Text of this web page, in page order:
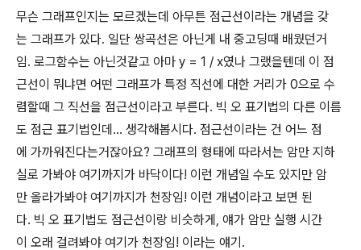
무슨 그래프인지는 모르겠는데 아무튼 점근선이라는 개념을 갖
는 그래프가 있다. 일단 쌍곡선은 아닌게 내 중고딩때 배웠던거
임. 로그함수는 아닌것같고 아마 y = 1 / x였나 그랬을텐데 이 점
근선이 뭐냐면 어떤 그래프가 특정 직선에 대한 거리가 0으로 수
렴할때 그 직선을 점근선이라고 부른다. 빅 오 표기법의 다른 이름
도 점근 표기법인데... 생각해봅시다. 점근선이라는 건 어느 점
에 가까워진다는거잖아요? 그래프의 형태에 따라서는 암만 지하
실로 가봐야 여기까지가 바닥이다! 이런 개념일 수도 있지만 암
만 올라가봐야 여기까지가 천장임! 이런 개념이라고 보면 된
다. 빅 오 표기법도 점근선이랑 비슷하게, 얘가 암만 실행 시간
이 오래 걸려봐야 여기가 천장임! 이라는 얘기.